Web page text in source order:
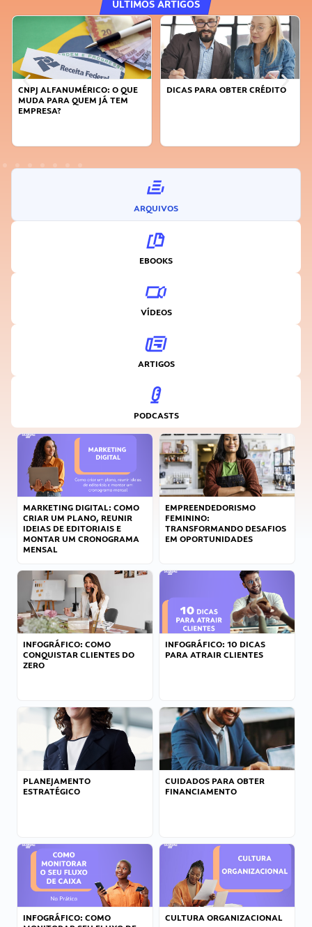
ÚLTIMOS ARTIGOS
O QUE
TEM
DICAS PARA OBTER CRÉDITO
FAÇA A DIFERENÇA: SEJA
ARQUIVOS
EBOOKS
VÍDEOS
ARTIGOS
PODCASTS
MARKETING DIGITAL: COMO
CRIAR UM PLANO, REUNIR
IDEIAS DE EDITORIAIS E
MONTAR UM CRONOGRAMA
MENSAL
EMPREENDEDORISMO
FEMININO:
TRANSFORMANDO DESAFIOS
EM OPORTUNIDADES
INFOGRÁFICO: COMO
CONQUISTAR CLIENTES DO
ZERO
INFOGRÁFICO: 10 DICAS
PARA ATRAIR CLIENTES
PLANEJAMENTO
ESTRATÉGICO
CUIDADOS PARA OBTER
FINANCIAMENTO
INFOGRÁFICO: COMO
CULTURA ORGANIZACIONAL